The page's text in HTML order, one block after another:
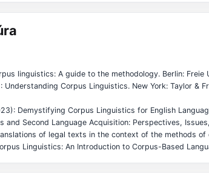
linguistics: A guide to the methodology. Berlin: Freie
Understanding Corpus Linguistics. New York: Taylor &
Demystifying Corpus Linguistics for English
and Second Language Acquisition: Perspectives,
of legal texts in the context of the methods
Linguistics: An Introduction to Corpus-Based